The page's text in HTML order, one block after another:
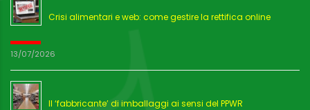
Crisi alimentari e web: come gestire la rettifica online
13/07/2026
Il ‘fabbricante’ di imballaggi ai sensi del PPWR